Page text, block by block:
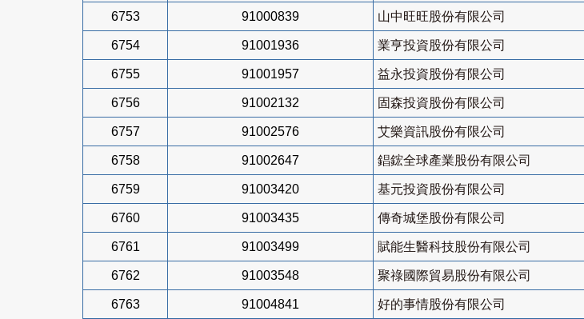
6753 91000839 山中旺旺股份有限公司
6754 91001936 業亨投資股份有限公司
6755 91001957 益永投資股份有限公司
6756 91002132 固森投資股份有限公司
6757 91002576 艾樂資訊股份有限公司
6758 91002647 錩鋐全球產業股份有限公司
6759 91003420 基元投資股份有限公司
6760 91003435 傳奇城堡股份有限公司
6761 91003499 賦能生醫科技股份有限公司
6762 91003548 聚祿國際貿易股份有限公司
6763 91004841 好的事情股份有限公司